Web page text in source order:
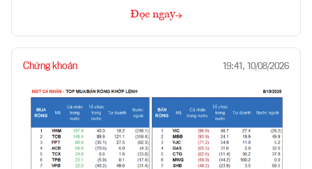
Đọc ngay
Chứng khoán 19:41, 10/08/2026